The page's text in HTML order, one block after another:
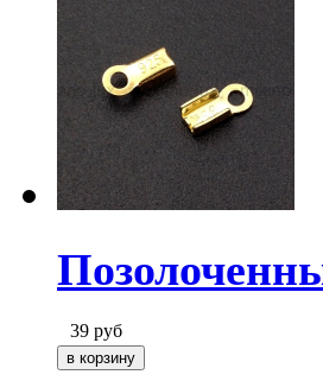
39 руб